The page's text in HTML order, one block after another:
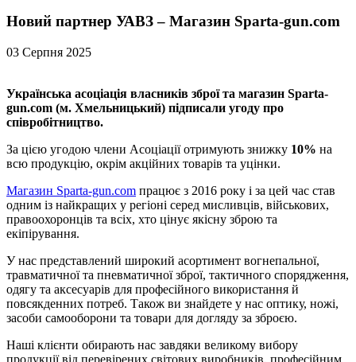
Новий партнер УАВЗ – Магазин Sparta-gun.com
03 Серпня 2025
Українська асоціація власників зброї та магазин Sparta-
gun.com (м. Хмельницький) підписали угоду про
співробітництво.
За цією угодою члени Асоціації отримують знижку 10% на
всю продукцію, окрім акційних товарів та уцінки.
Магазин Sparta-gun.com працює з 2016 року і за цей час став
одним із найкращих у регіоні серед мисливців, військових,
правоохоронців та всіх, хто цінує якісну зброю та
екіпірування.
У нас представлений широкий асортимент вогнепальної,
травматичної та пневматичної зброї, тактичного спорядження,
одягу та аксесуарів для професійного використання й
повсякденних потреб. Також ви знайдете у нас оптику, ножі,
засоби самооборони та товари для догляду за зброєю.
Наші клієнти обирають нас завдяки великому вибору
продукції від перевірених світових виробників, професійним